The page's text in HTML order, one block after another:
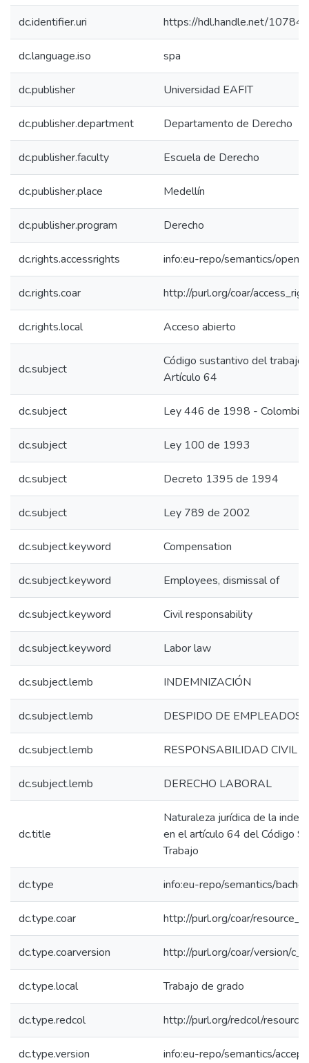
dc.identifier.uri https://hdl.handle.net/
dc.language.iso spa
dc.publisher Universidad EAFIT
dc.publisher.department Departamento de Derecho
dc.publisher.faculty Escuela de Derecho
dc.publisher.place Medellín
dc.publisher.program Derecho
dc.rights.accessrights info:eu-repo/semantics/
dc.rights.coar http://purl.org/coar/
dc.rights.local Acceso abierto
dc.subject
Código sustantivo del trabajo
Artículo 64
dc.subject Ley 446 de 1998 -
dc.subject Ley 100 de 1993
dc.subject Decreto 1395 de 1994
dc.subject Ley 789 de 2002
dc.subject.keyword Compensation
dc.subject.keyword Employees, dismissal of
dc.subject.keyword Civil responsability
dc.subject.keyword Labor law
dc.subject.lemb INDEMNIZACIÓN
dc.subject.lemb DESPIDO DE EMPLEADOS
dc.subject.lemb RESPONSABILIDAD CIVIL
dc.subject.lemb DERECHO LABORAL
dc.title
Naturaleza jurídica de la
en el artículo 64 del Código
Trabajo
dc.type info:eu-repo/semantics/
dc.type.coar http://purl.org/coar/
dc.type.coarversion http://purl.org/coar/version/
dc.type.local Trabajo de grado
dc.type.redcol http://purl.org/redcol/
dc.type.version info:eu-repo/semantics/